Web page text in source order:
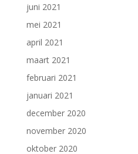
juni 2021
mei 2021
april 2021
maart 2021
februari 2021
januari 2021
december 2020
november 2020
oktober 2020